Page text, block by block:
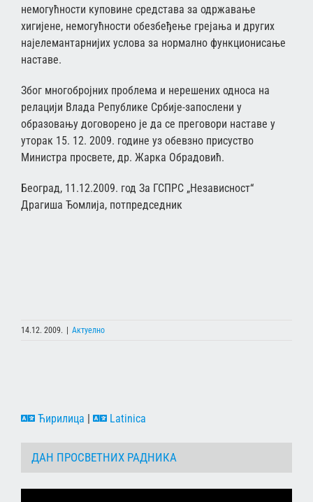
немогућности куповине средстава за одржавање
хигијене, немогућности обезбеђење грејања и других
најелемантарнијих услова за нормално функционисање
наставе.
Због многобројних проблема и нерешених односа на
релацији Влада Републике Србије-запослени у
образовању договорено је да се преговори наставе у
уторак 15. 12. 2009. године уз обевзно присуство
Министра просвете, др. Жарка Обрадовић.
Београд, 11.12.2009. год За ГСПРС „Независност“
Драгиша Ђомлија, потпредседник
14.12. 2009. | Актуелно
Ћирилица | Latinica
ДАН ПРОСВЕТНИХ РАДНИКА